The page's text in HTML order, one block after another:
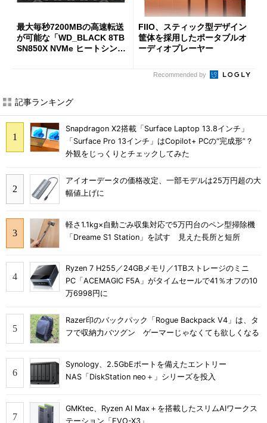
最大毎秒7200MBの高速転送
が可能な「WD_BLACK 8TB
SN850X NVMe ヒートシンク
FIIO、スティック型デザイン
筐体を採用したポータブルオ
ーディオプレーヤー
Recommended by
記事ランキング
Snapdragon X2搭載「Surface Laptop 13.8インチ」
「Surface Pro 13インチ」はCopilot+ PCの“完成形”？
外観をじっくりとチェックしてみた
アイオーデータの価格改定、一部モデルは25万円超の大
幅値上げに
軽さ1.1kg×自動ごみ収集対応で5万円台のペン型掃除機
「Dreame S1 Station」を試す 見えた長所と短所
Ryzen 7 H255／24GBメモリ／1TBストレージのミニ
PC「ACEMAGIC F5A」がタイムセールで41％オフの10
万6998円に
Razer印のバックパック「Rogue Backpack V4」は、タ
フで収納力バツグン ゲーマーじゃなくても欲しくなる
Synology、2.5GbEポートを備えたエントリー
NAS「DiskStation neo＋」シリーズを投入
GMKtec、Ryzen AI Max＋を搭載したスリムAIワークス
テーション「EVO-X3」